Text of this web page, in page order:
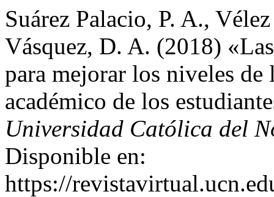
Suárez Palacio, P. A.,
Vásquez, D. A. (2018)
para mejorar los niveles
académico de los
Universidad Católica del
Disponible en:
https://